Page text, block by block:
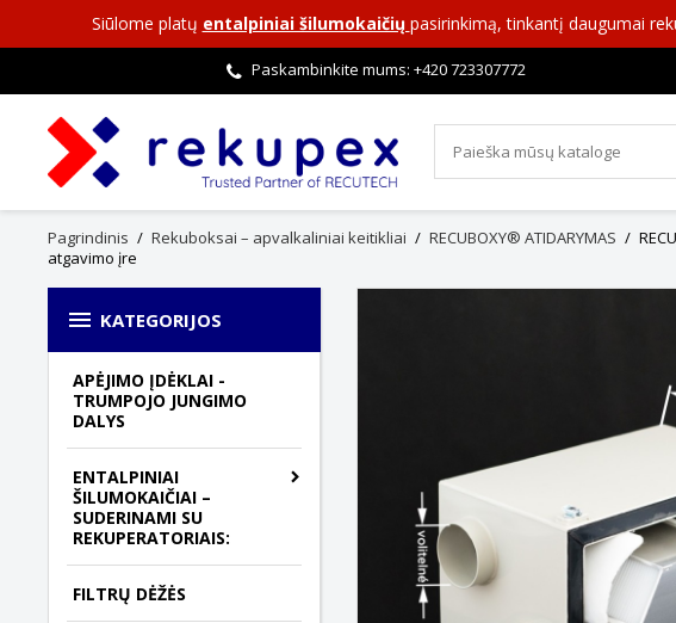
Siūlome platų entalpiniai šilumokaičių pasirinkimą, tinkantį daugumai
Paskambinkite mums: +420723307772
Pagrindinis Rekuboksai – apvalkaliniai keitikliai RECUBOXY® ATIDARYMAS
atgavimo įre
 KATEGORIJOS
APĖJIMO ĮDĖKLAI -
TRUMPOJO JUNGIMO
DALYS
ENTALPINIAI
ŠILUMOKAIČIAI –
SUDERINAMI SU
REKUPERATORIAIS:
FILTRŲ DĖŽĖS